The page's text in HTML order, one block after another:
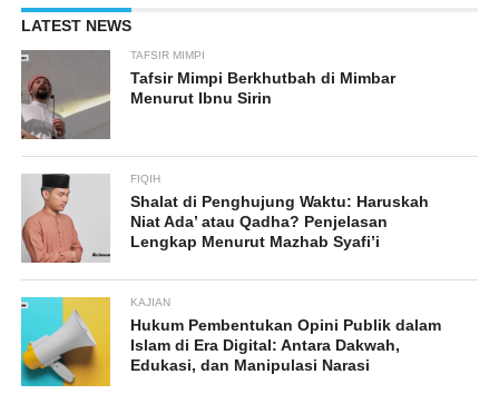
LATEST NEWS
TAFSIR MIMPI
Tafsir Mimpi Berkhutbah di Mimbar
Menurut Ibnu Sirin
FIQIH
Shalat di Penghujung Waktu: Haruskah
Niat Ada’ atau Qadha? Penjelasan
Lengkap Menurut Mazhab Syafi’i
KAJIAN
Hukum Pembentukan Opini Publik dalam
Islam di Era Digital: Antara Dakwah,
Edukasi, dan Manipulasi Narasi